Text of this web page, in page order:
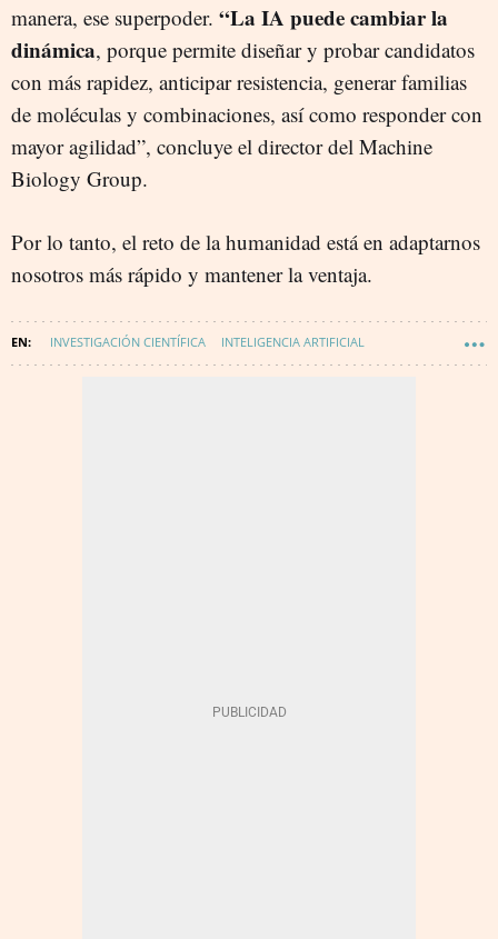
manera, ese superpoder. “La IA puede cambiar la
dinámica, porque permite diseñar y probar candidatos
con más rapidez, anticipar resistencia, generar familias
de moléculas y combinaciones, así como responder con
mayor agilidad”, concluye el director del Machine
Biology Group.
Por lo tanto, el reto de la humanidad está en adaptarnos
nosotros más rápido y mantener la ventaja.
INVESTIGACIÓN CIENTÍFICA INTELIGENCIA ARTIFICIAL